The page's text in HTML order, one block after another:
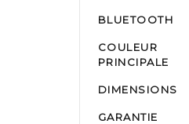
BLUETOOTH
COULEUR
PRINCIPALE
DIMENSIONS
GARANTIE